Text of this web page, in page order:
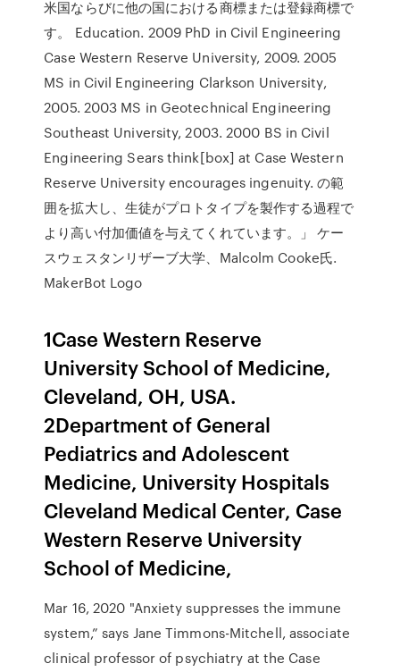
米国ならびに他の国における商標または登録商標で
す。 Education. 2009 PhD in Civil Engineering
Case Western Reserve University, 2009. 2005
MS in Civil Engineering Clarkson University,
2005. 2003 MS in Geotechnical Engineering
Southeast University, 2003. 2000 BS in Civil
Engineering Sears think[box] at Case Western
Reserve University encourages ingenuity. の範
囲を拡大し、生徒がプロトタイプを製作する過程で
より高い付加価値を与えてくれています。」 ケー
スウェスタンリザーブ大学、Malcolm Cooke氏.
MakerBot Logo
1Case Western Reserve
University School of Medicine,
Cleveland, OH, USA.
2Department of General
Pediatrics and Adolescent
Medicine, University Hospitals
Cleveland Medical Center, Case
Western Reserve University
School of Medicine,
Mar 16, 2020 "Anxiety suppresses the immune
system,” says Jane Timmons-Mitchell, associate
clinical professor of psychiatry at the Case